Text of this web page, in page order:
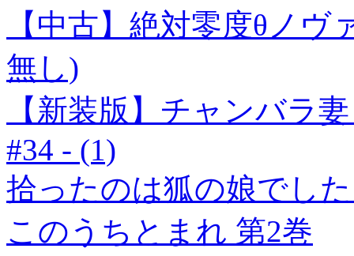
【中古】絶対零度θノ
無し)
【新装版】チャンバラ
#34 - (1)
拾ったのは狐の娘でし
このうちとまれ 第2巻